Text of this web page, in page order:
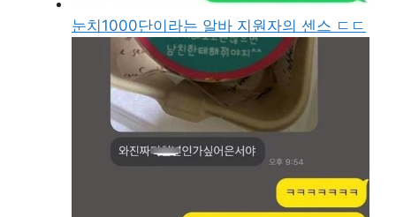
눈치1000단이라는 알바 지원자의 센스 ㄷㄷ